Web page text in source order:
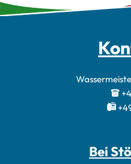
Bei